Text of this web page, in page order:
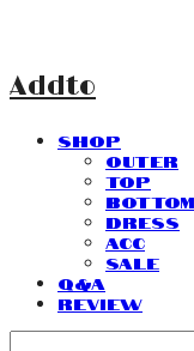
Addto
SHOP
Outer
Top
Bottom
Dress
Acc
Sale
Q&A
Review